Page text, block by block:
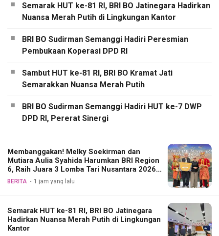
Semarak HUT ke-81 RI, BRI BO Jatinegara Hadirkan
Nuansa Merah Putih di Lingkungan Kantor
BRI BO Sudirman Semanggi Hadiri Peresmian
Pembukaan Koperasi DPD RI
Sambut HUT ke-81 RI, BRI BO Kramat Jati
Semarakkan Nuansa Merah Putih
BRI BO Sudirman Semanggi Hadiri HUT ke-7 DWP
DPD RI, Pererat Sinergi
Membanggakan! Melky Soekirman dan
Mutiara Aulia Syahida Harumkan BRI Region
6, Raih Juara 3 Lomba Tari Nusantara 2026
Bank Indonesia
BERITA 1 jam yang lalu
Semarak HUT ke-81 RI, BRI BO Jatinegara
Hadirkan Nuansa Merah Putih di Lingkungan
Kantor